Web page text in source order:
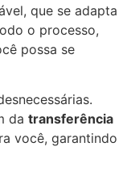
que se adapta
o processo,
possa se
da transferência
você, garantindo